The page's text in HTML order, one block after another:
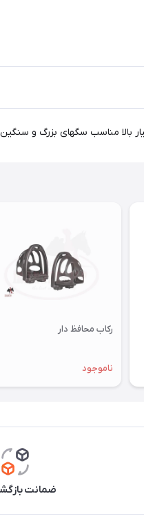
بالا مناسب سگهای بزرگ
رکاب محافظ دار
ناموجود
ضمانت